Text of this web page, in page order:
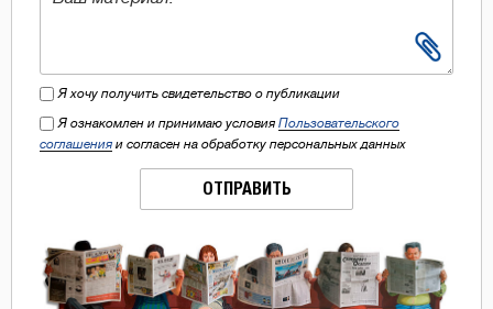
Я хочу получить свидетельство о публикации
Я ознакомлен и принимаю условия Пользовательского
соглашения и согласен на обработку персональных данных
ОТПРАВИТЬ